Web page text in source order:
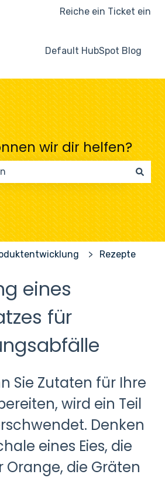
für Übersetzungen anzeigen
Reiche ein Ticket ein
Default HubSpot Blog
wir dir helfen?
da das Suchfeld leer ist.
Rezepte
eines
für
Sie Zutaten für Ihre
wird ein Teil
Denken
eines Eies, die
Orange, die Gräten